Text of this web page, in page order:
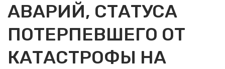
АВАРИЙ, СТАТУСА
ПОТЕРПЕВШЕГО ОТ
КАТАСТРОФЫ НА